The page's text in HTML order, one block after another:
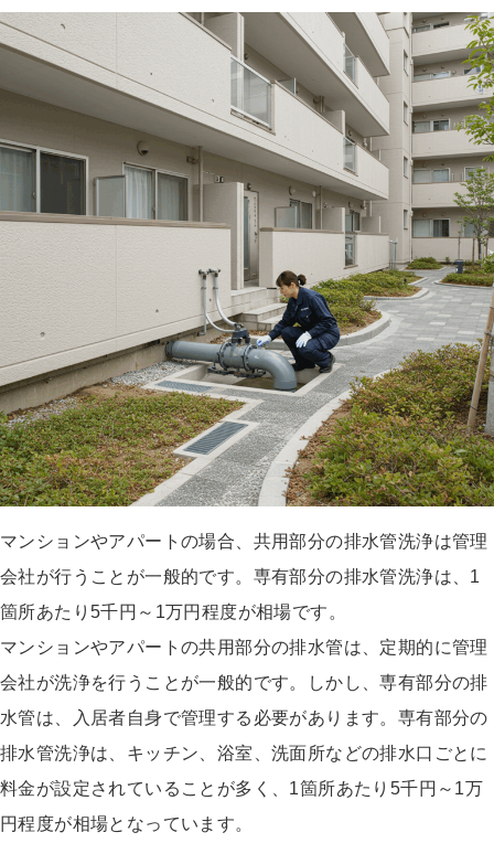
マンションやアパートの場合、共用部分の排水管洗浄は管理
会社が行うことが一般的です。専有部分の排水管洗浄は、1
箇所あたり5千円～1万円程度が相場です。
マンションやアパートの共用部分の排水管は、定期的に管理
会社が洗浄を行うことが一般的です。しかし、専有部分の排
水管は、入居者自身で管理する必要があります。専有部分の
排水管洗浄は、キッチン、浴室、洗面所などの排水口ごとに
料金が設定されていることが多く、1箇所あたり5千円～1万
円程度が相場となっています。